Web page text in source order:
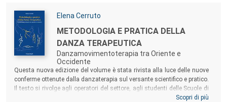
Autori:
Elena Cerruto
Titolo:
METODOLOGIA E PRATICA DELLA
DANZA TERAPEUTICA
Danzamovimentoterapia tra Oriente e
Occidente
Sommario:
Questa nuova edizione del volume è stata rivista alla luce delle nuove
conferme ottenute dalla danzaterapia sul versante scientifico e pratico.
Il testo si rivolge agli operatori del settore, agli studenti delle Scuole di
formazione in Danzamovimentoterapia, ma anche a chi si accosta per
Scopri di più